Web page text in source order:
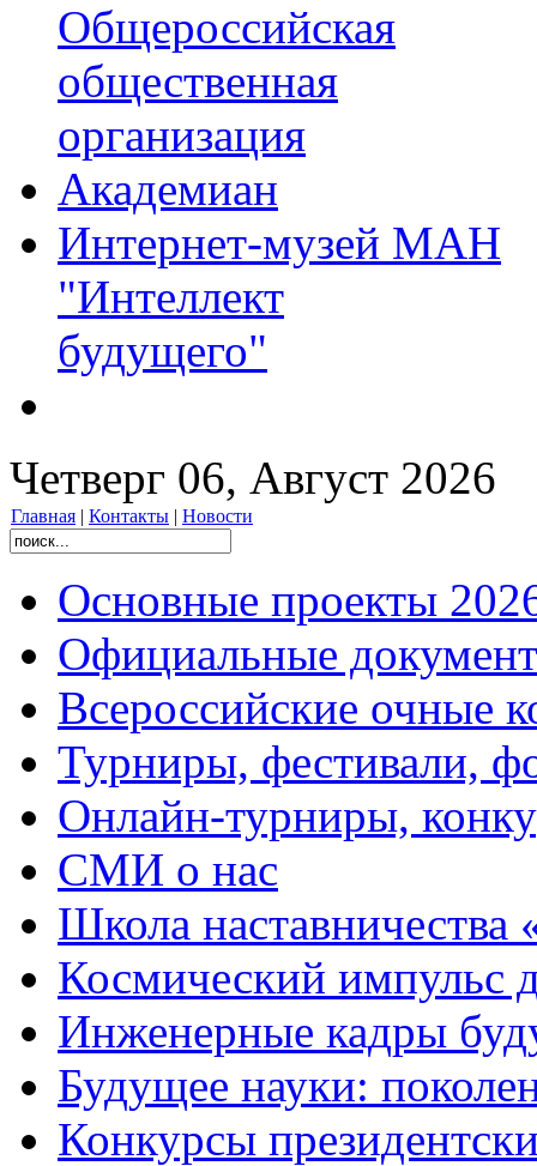
Общероссийская
общественная
организация
Академиан
Интернет-музей МАН
"Интеллект
будущего"
Четверг 06, Август 2026
Главная | Контакты | Новости
Основные проекты
Официальные
Всероссийские очные
Турниры, фестивали,
Онлайн-турниры,
СМИ о нас
Школа
Космический импульс
Инженерные кадры
Будущее науки:
Конкурсы